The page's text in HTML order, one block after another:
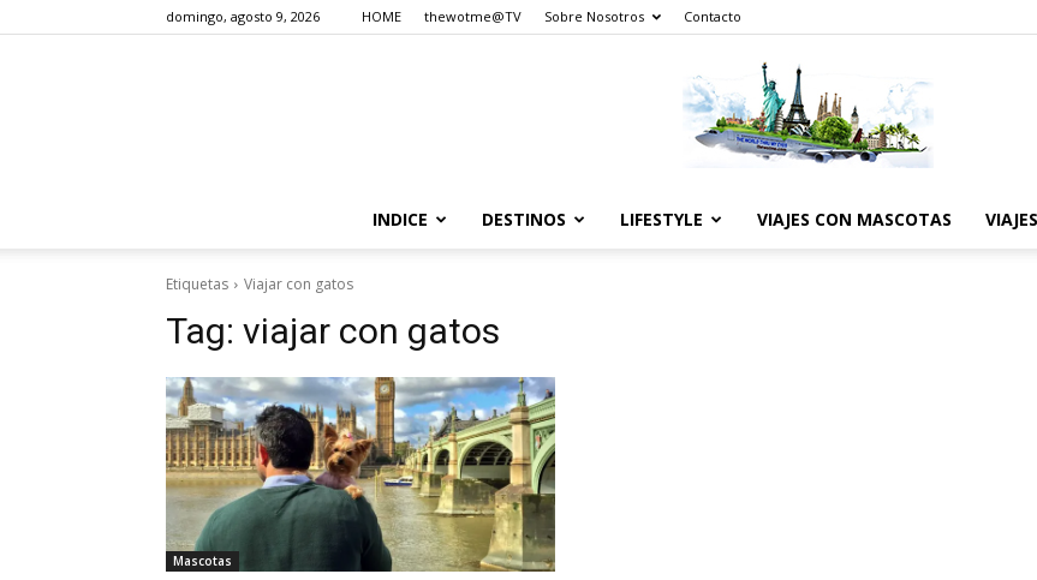
domingo, agosto 9, 2026 HOME thewotme@TV Sobre Nosotros Contacto
INDICE DESTINOS LIFESTYLE VIAJES CON MASCOTAS
Etiquetas Viajar con gatos
Tag: viajar con gatos
Mascotas